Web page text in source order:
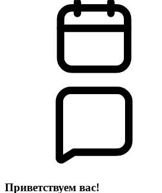
Приветствуем вас!